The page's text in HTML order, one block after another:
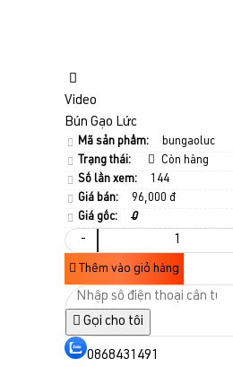
Video
Bún Gạo Lức
Mã sản phẩm:
bungaoluc
Trạng thái:
Còn hàng
Số lần xem:
144
Giá bán:
96,000 đ
Giá gốc:
0
-
Thêm vào giỏ hàng
Gọi cho tôi
0868431491